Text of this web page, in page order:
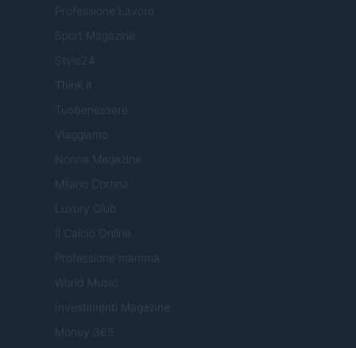
Professione Lavoro
Sport Magazine
Style24
Think.it
Tuobenessere
Viaggiamo
Nonne Magazine
Milano Cortina
Luxury Club
Il Calcio Online
Professione mamma
World Music
Investimenti Magazine
Money 365